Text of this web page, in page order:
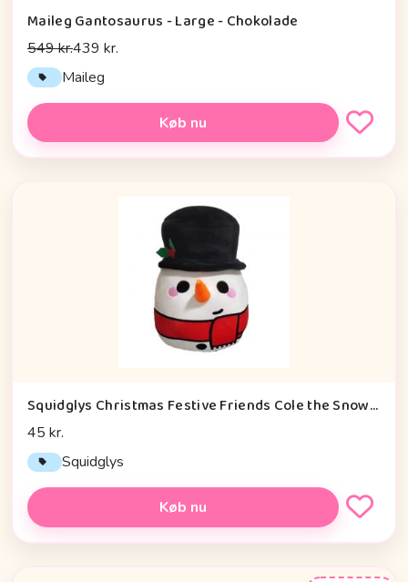
Maileg Gantosaurus - Large - Chokolade
549 kr.439 kr.
Maileg
Køb nu
Squidglys Christmas Festive Friends Cole the Snowman Plush Toy - Bamse
45 kr.
Squidglys
Køb nu